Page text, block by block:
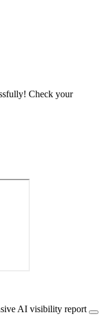
Check your
AI visibility report